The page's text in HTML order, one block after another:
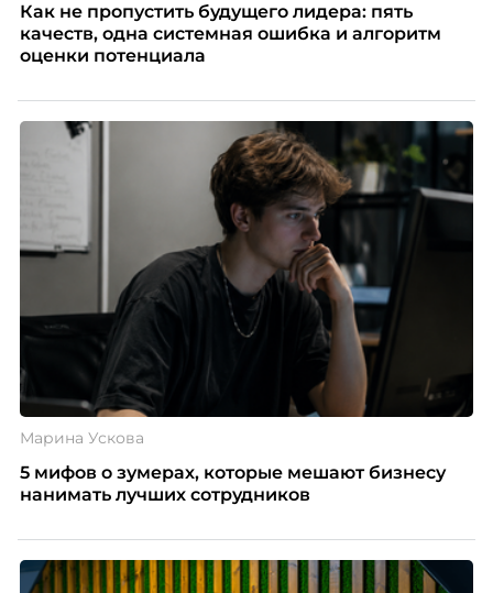
Как не пропустить будущего лидера: пять
качеств, одна системная ошибка и алгоритм
оценки потенциала
Марина Ускова
5 мифов о зумерах, которые мешают бизнесу
нанимать лучших сотрудников